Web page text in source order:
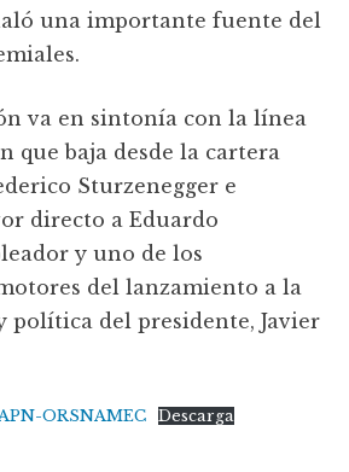
una importante fuente del
va en sintonía con la línea
que baja desde la cartera
Sturzenegger e
directo a Eduardo
y uno de los
del lanzamiento a la
política del presidente, Javier
ORSNAMEC Descarga